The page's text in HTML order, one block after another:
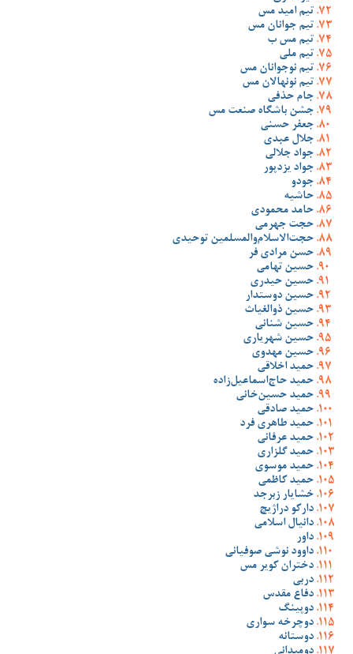
تیم امید مس
تیم جوانان مس
تیم مس ب
تیم ملی
تیم نوجوانان مس
تیم نونهالان مس
جام حذفی
جشن باشگاه صنعت مس
جعفر حسنی
جلال عبدی
جواد جلالی
جواد یزدپور
جودو
حاشیه
حامد محمودی
حجت جهرمی
حجت‌الاسلام‌والمسلمین توحیدی
حسن مرادی فر
حسین تهامی
حسین حیدری
حسین دوستدار
حسین ذوالغیاث
حسین شنانی
حسین شهریاری
حسین مهدوی
حمید اخلاقی
حمید حاج‌اسماعیل‌زاده
حمید حسین‌خانی
حمید صادقی
حمید طاهری فرد
حمید عرفانی
حمید گلزاری
حمید موسوی
حمید کاظمی
خشایار زبرجد
دارکو دراژیچ
دانیال اسلامی
داور
داوود نوشی صوفیانی
دختران کویر مس
دربی
دفاع مقدس
دوپینگ
دوچرخه سواری
دوستانه